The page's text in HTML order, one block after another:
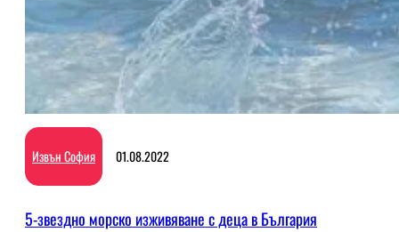
Извън София 01.08.2022
5-звездно морско изживяване с деца в България